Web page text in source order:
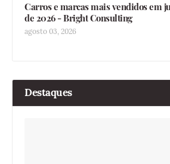
Carros e marcas mais vendidos em
de 2026 - Bright Consulting
agosto 03, 2026
Destaques